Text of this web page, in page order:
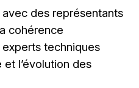
des représentants
cohérence
techniques
l’évolution des